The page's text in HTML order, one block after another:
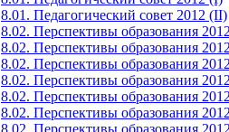
8.01. Педагогический совет 2012 (II)
8.02. Перспективы образования
8.02. Перспективы образования
8.02. Перспективы образования
8.02. Перспективы образования
8.02. Перспективы образования
8.02. Перспективы образования
8.02. Перспективы образования